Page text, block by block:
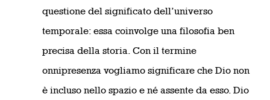
questione del significato dell’universo
temporale: essa coinvolge una filosofia ben
precisa della storia. Con il termine
onnipresenza vogliamo significare che Dio non
è incluso nello spazio e né assente da esso. Dio